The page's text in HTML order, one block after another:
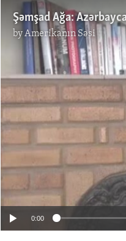
byAmerikanın Səsi
0:00